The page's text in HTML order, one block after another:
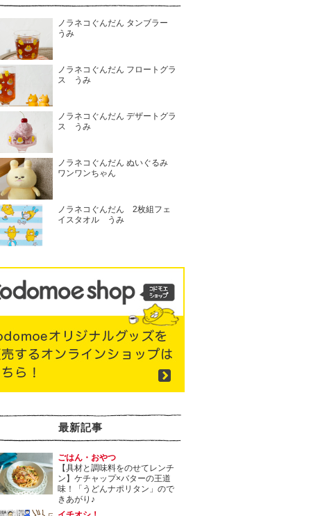
ノラネコぐんだん タンブラー
うみ
ノラネコぐんだん フロートグラ
ス うみ
ノラネコぐんだん デザートグラ
ス うみ
ノラネコぐんだん ぬいぐるみ
ワンワンちゃん
ノラネコぐんだん 2枚組フェ
イスタオル うみ
最新記事
ごはん・おやつ
【具材と調味料をのせてレンチ
ン】ケチャップ×バターの王道
味！「うどんナポリタン」ので
きあがり♪